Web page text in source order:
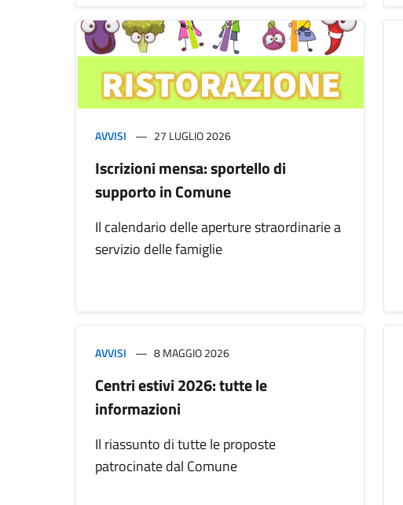
AVVISI 27 LUGLIO 2026
Iscrizioni mensa: sportello di
supporto in Comune
Il calendario delle aperture straordinarie a
servizio delle famiglie
AVVISI 8 MAGGIO 2026
Centri estivi 2026: tutte le
informazioni
Il riassunto di tutte le proposte
patrocinate dal Comune